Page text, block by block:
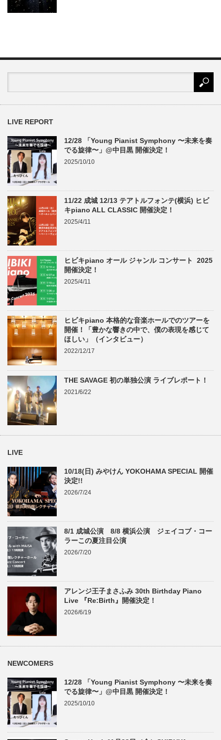
LIVE REPORT
12/28 「Young Pianist Symphony 〜未来を奏
でる旋律〜」@中目黒 開催決定！
2025/10/10
11/22 成城 12/13 テアトルフォンテ(横浜) ヒビ
キpiano ALL CLASSIC 開催決定！
2025/4/11
ヒビキpiano オール ジャンル コンサート 2025
開催決定！
2025/4/11
ヒビキpiano 本格的な音楽ホールでのツアーを
開催！「豊かな響きの中で、僕の表現を感じて
ほしい」（インタビュー）
2022/12/17
THE SAVAGE 初の単独公演 ライブレポート！
2021/6/22
LIVE
10/18(日) みやけん YOKOHAMA SPECIAL 開催
決定!!
2026/7/24
8/1 成城公演 8/8 横浜公演 ジェイコブ・コー
ラーこの夏注目公演
2026/7/20
アレンジ王子まさふみ 30th Birthday Piano
Live 『Re:Birth』開催決定！
2026/6/19
NEWCOMERS
12/28 「Young Pianist Symphony 〜未来を奏
でる旋律〜」@中目黒 開催決定！
2025/10/10